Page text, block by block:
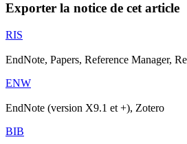
Exporter la notice de cet article
RIS
EndNote, Papers, Reference Manager,
ENW
EndNote (version X9.1 et +), Zotero
BIB